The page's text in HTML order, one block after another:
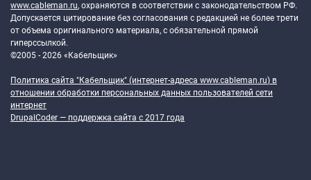
www.cableman.ru, охраняются в соответствии с законодательством РФ.
Допускается цитирование без согласования с редакцией не более трети
от объема оригинального материала, с обязательной прямой
гиперссылкой.
©2005 - 2026 «Кабельщик»
Политика сайта "Кабельщик" (интернет-адреса www.cableman.ru) в
отношении обработки персональных данных пользователей сети
интернет
DrupalCoder — поддержка сайта c 2017 года